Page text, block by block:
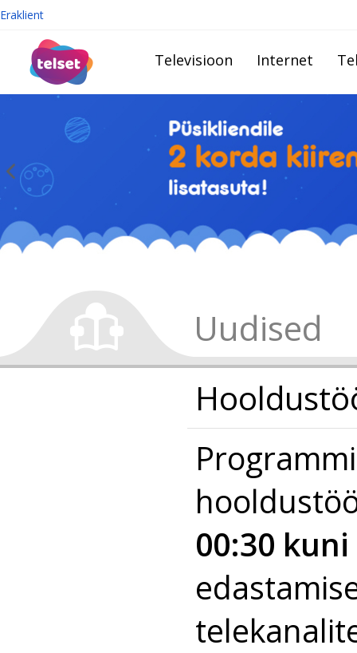
Eraklient
Televisioon Internet
Uudised
00:30